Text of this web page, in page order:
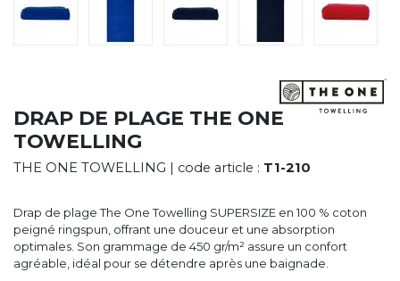
TECHNIQUES MARQUAGE
DRAP DE PLAGE THE ONE
TOWELLING
THE ONE TOWELLING | code article : T1-210
Drap de plage The One Towelling SUPERSIZE en 100 % coton
peigné ringspun, offrant une douceur et une absorption
optimales. Son grammage de 450 gr/m² assure un confort
agréable, idéal pour se détendre après une baignade.